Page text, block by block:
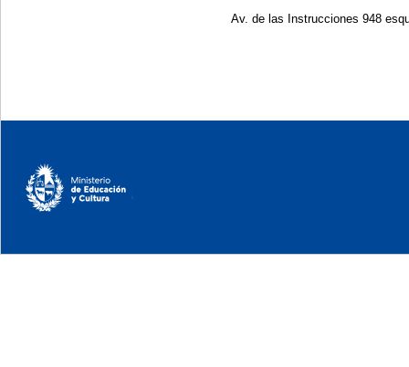
Av. de las Instrucciones 948